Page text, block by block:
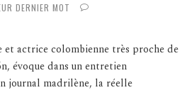
DERNIER MOT
et actrice colombienne très proche de
évoque dans un entretien
journal madrilène, la réelle